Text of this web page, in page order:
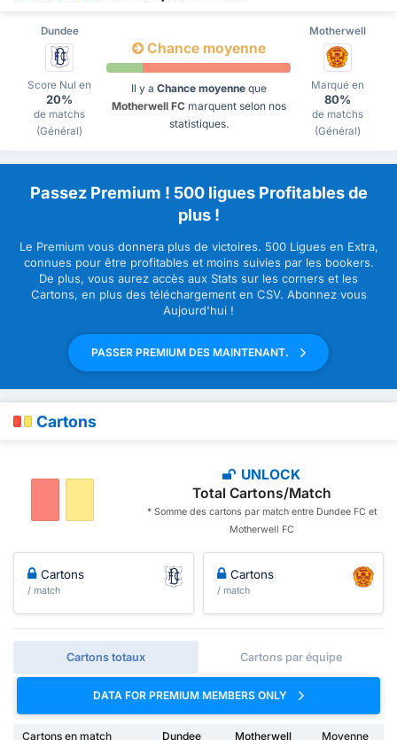
Dundee Motherwell
Score Nul en
20%
de matchs
(Général)
Chance moyenne
Il y a Chance moyenneque
Motherwell FCmarquent selon nos
statistiques.
Marqué en
80%
de matchs
(Général)
Passez Premium ! 500 ligues Profitables de
plus !
Le Premium vous donnera plus de victoires. 500 Ligues en Extra,
connues pour être profitables et moins suivies par les bookers.
De plus, vous aurez accès aux Stats sur les corners et les
Cartons, en plus des téléchargement en CSV. Abonnez vous
Aujourd'hui !
PASSER PREMIUM DES MAINTENANT.
Cartons
UNLOCK
Total Cartons/Match
* Somme des cartons par match entre Dundee FC et
Motherwell FC
Cartons
/ match
Cartons
/ match
Cartons totaux Cartons par équipe
DATA FOR PREMIUM MEMBERS ONLY
Cartons en match Dundee Motherwell Moyenne